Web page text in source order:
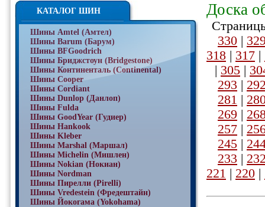
КАТАЛОГ ШИН
Шины Amtel (Амтел)
Шины Barum (Барум)
Шины BFGoodrich
Шины Бриджстоун (Bridgestone)
Шины Континенталь (Continental)
Шины Cooper
Шины Cordiant
Шины Dunlop (Данлоп)
Шины Fulda
Шины GoodYear (Гудиер)
Шины Hankook
Шины Kleber
Шины Marshal (Маршал)
Шины Michelin (Мишлен)
Шины Nokian (Нокиан)
Шины Nordman
Шины Пирелли (Pirelli)
Шины Vredestein (Фредештайн)
Шины Йокогама (Yokohama)
Доска
330 |
318 | 317 |
| 305 |
293 |
281 |
269 |
257 |
245 |
233 |
221 | 220 |